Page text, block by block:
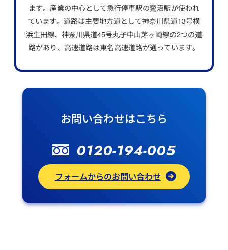
ます。産業の中心として急行停車駅の鷺沼駅が使われ
ています。道路は主要地方道として神奈川県道13号横
浜生田線、神奈川県道45号丸子中山茅ヶ崎線の2つの道
路があり、高速道路は東名高速道路が通っています。
お問い合わせはこちら
0120-194-005
フォームからのお問い合わせ